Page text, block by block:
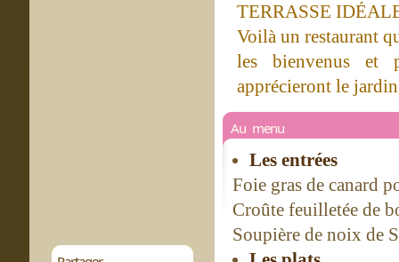
TERRASSE
Voilà un restaurant
les bienvenus et
apprécieront le
Au menu
Les entrées
Foie gras de canard
Croûte feuilletée de
Soupière de noix de